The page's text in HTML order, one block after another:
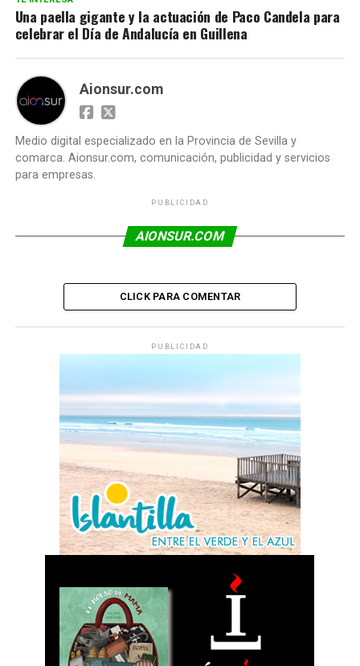
Una paella gigante y la actuación de Paco Candela para
celebrar el Día de Andalucía en Guillena
Aionsur.com
Medio digital especializado en la Provincia de Sevilla y
comarca. Aionsur.com, comunicación, publicidad y servicios
para empresas.
PUBLICIDAD
AIONSUR.COM
CLICK PARA COMENTAR
PUBLICIDAD